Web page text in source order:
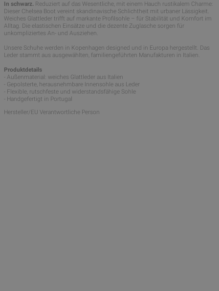
In schwarz. Reduziert auf das Wesentliche, mit einem Hauch rustikalem Charme:
Dieser Chelsea Boot vereint skandinavische Schlichtheit mit urbaner Lässigkeit.
Weiches Glattleder trifft auf markante Profilsohle – für Stabilität und Komfort im
Alltag. Die elastischen Einsätze und die dezente Zuglasche sorgen für
unkompliziertes An- und Ausziehen.
Unsere Schuhe werden in Kopenhagen designed und in Europa hergestellt. Das
Leder stammt aus ausgewählten, familiengeführten Manufakturen in Italien.
Produktdetails
- Außenmaterial: weiches Glattleder aus Italien
- Gepolsterte, herausnehmbare Innensohle aus Leder
- Flexible, rutschfeste und widerstandsfähige Sohle
- Handgefertigt in Portugal
Hersteller/EU Verantwortliche Person